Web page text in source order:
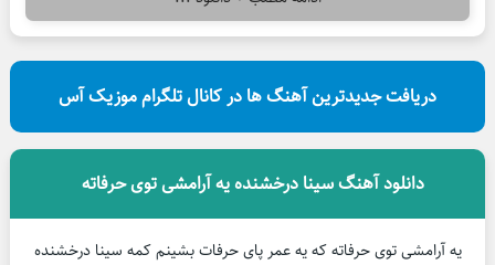
دریافت جدیدترین آهنگ ها در کانال تلگرام موزیک آس
دانلود آهنگ سینا درخشنده یه آرامشی توی حرفاته
یه آرامشی توی حرفاته که یه عمر پای حرفات بشینم کمه سینا درخشنده